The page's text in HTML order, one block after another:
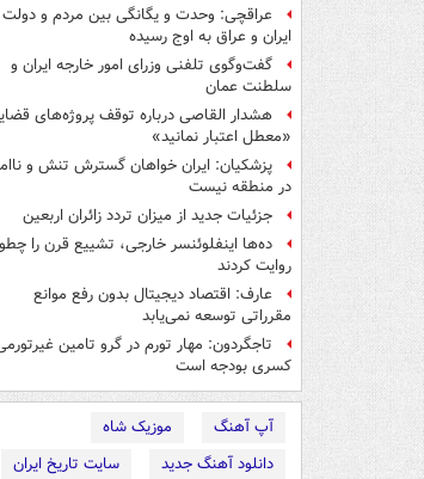
عراقچی: وحدت و یگانگی بین مردم و دولت
ایران و عراق به اوج رسیده
گفت‌وگوی تلفنی وزرای امور خارجه ایران و
سلطنت عمان
هشدار القاصی درباره توقف پروژه‌های
«معطل اعتبار نمانید»
پزشکیان: ایران خواهان گسترش تنش و
در منطقه نیست
جزئیات جدید از میزان تردد زائران اربعین
ده‌ها اینفلوئنسر خارجی، تشییع قرن را
روایت کردند
عارف: اقتصاد دیجیتال بدون رفع موانع
مقرراتی توسعه نمی‌یابد
تاجگردون: مهار تورم در گرو تامین
کسری بودجه است
آپ آهنگ
موزیک شاه
دانلود آهنگ جدید
سایت تاریخ ایران